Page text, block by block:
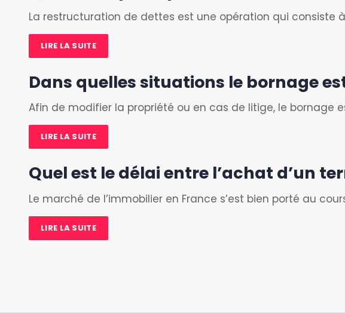
La restructuration de dettes est une opération qui consiste
LIRE LA SUITE
Dans quelles situations le bornage
Afin de modifier la propriété ou en cas de litige, le bornage
LIRE LA SUITE
Quel est le délai entre l’achat d’un
Le marché de l’immobilier en France s’est bien porté au
LIRE LA SUITE